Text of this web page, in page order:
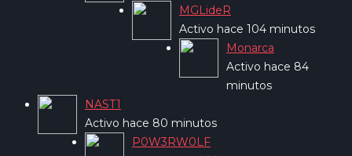
MGLideR
Activo hace 104 minutos
Monarca
Activo hace 84
minutos
NAST1
Activo hace 80 minutos
P0W3RW0LF